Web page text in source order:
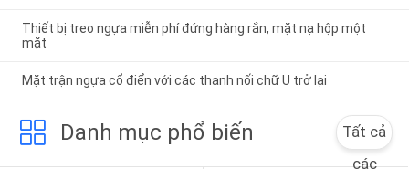
Thiết bị treo ngựa miễn phí đứng hàng rắn, mặt nạ hộp một
mặt
Mặt trận ngựa cổ điển với các thanh nối chữ U trở lại
Danh mục phổ biến
Tất cả
các